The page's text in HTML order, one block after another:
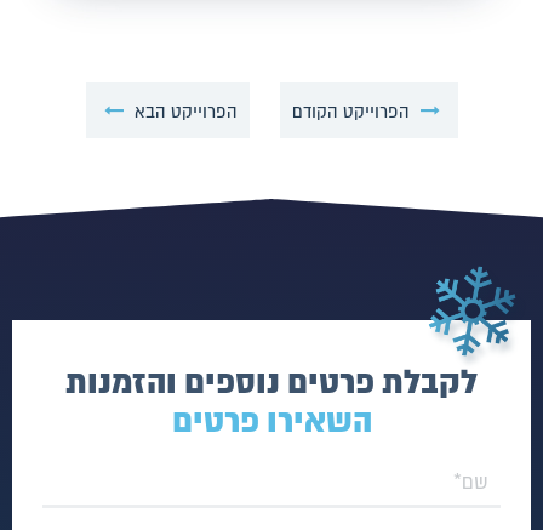
הפרוייקט הקודם הפרוייקט הבא
לקבלת פרטים נוספים והזמנות
השאירו פרטים